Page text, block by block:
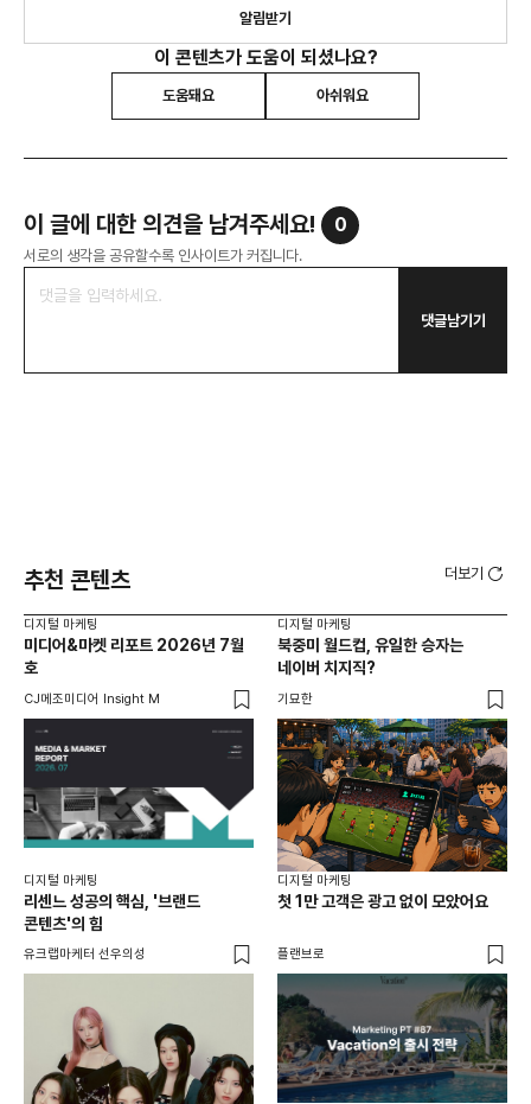
알림받기
이 콘텐츠가 도움이 되셨나요?
도움돼요 아쉬워요
이 글에 대한 의견을 남겨주세요! 0
서로의 생각을 공유할수록 인사이트가 커집니다.
댓글남기기
추천 콘텐츠 더보기
디지털 마케팅
미디어&마켓 리포트 2026년 7월
호
CJ메조미디어 Insight M
디지털 마케팅
북중미 월드컵, 유일한 승자는
네이버 치지직?
기묘한
디지털 마케팅
리센느 성공의 핵심, '브랜드
콘텐츠'의 힘
유크랩마케터 선우의성
디지털 마케팅
첫 1만 고객은 광고 없이 모았어요
플랜브로